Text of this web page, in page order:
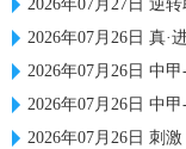
2026年07月27日 逆转取
2026年07月26日 真·进球
2026年07月26日 中甲-
2026年07月26日 中甲-延
2026年07月26日 刺激！浙